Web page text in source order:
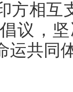
方相互
议，
运共同